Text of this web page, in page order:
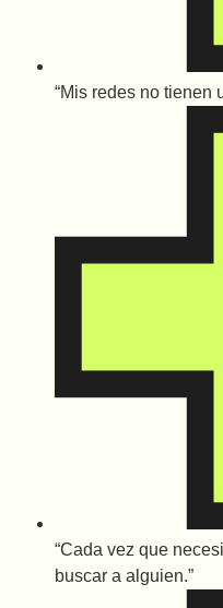
“Mis redes no tienen
“Cada vez que
buscar a alguien.”